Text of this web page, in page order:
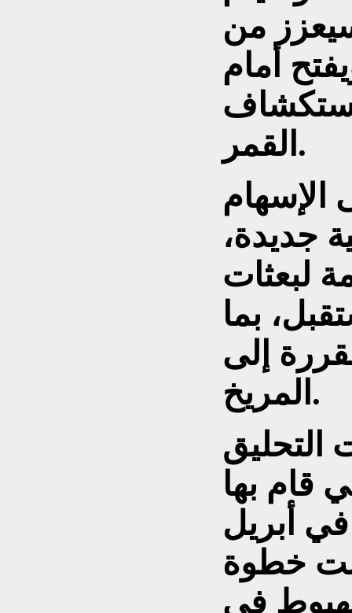
من
أمام
القمر.
الإسهام
جديدة،
لبعثات
بما
إلى
المريخ.
التحليق
قام بها
«أرتميس 2» في أبريل
خطوة
في